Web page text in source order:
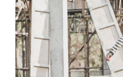
Comissão de Ética
Comitê de Priorização do
Comissão de
Comitê de Gestão de
Comissão de